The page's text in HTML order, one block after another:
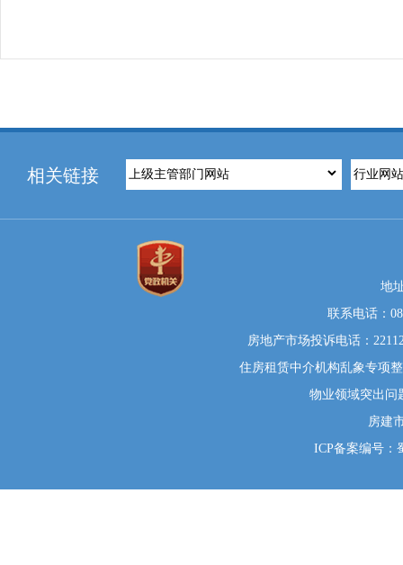
相关链接
地
联系电话：
房地产市场投诉电话：
住房租赁中介机构乱象专项
物业领域突出问
房建
ICP备案编号：